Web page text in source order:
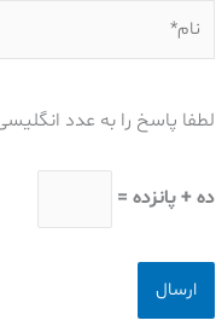
نام*
لطفا پاسخ را به عدد
ده + پانزده =